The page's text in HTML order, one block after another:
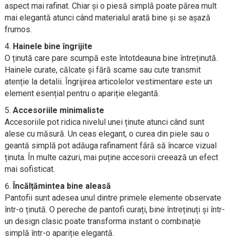
aspect mai rafinat. Chiar și o piesă simplă poate părea mult
mai elegantă atunci când materialul arată bine și se așază
frumos.
Hainele bine îngrijite
O ținută care pare scumpă este întotdeauna bine întreținută.
Hainele curate, călcate și fără scame sau cute transmit
atenție la detalii. Îngrijirea articolelor vestimentare este un
element esențial pentru o apariție elegantă.
Accesoriile minimaliste
Accesoriile pot ridica nivelul unei ținute atunci când sunt
alese cu măsură. Un ceas elegant, o curea din piele sau o
geantă simplă pot adăuga rafinament fără să încarce vizual
ținuta. În multe cazuri, mai puține accesorii creează un efect
mai sofisticat.
Încălțămintea bine aleasă
Pantofii sunt adesea unul dintre primele elemente observate
într-o ținută. O pereche de pantofi curați, bine întreținuți și într-
un design clasic poate transforma instant o combinație
simplă într-o apariție elegantă.